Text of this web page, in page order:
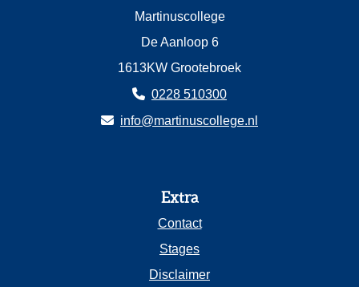
Martinuscollege
De Aanloop 6
1613KW Grootebroek
0228 510300
info@martinuscollege.nl
Extra
Contact
Stages
Disclaimer